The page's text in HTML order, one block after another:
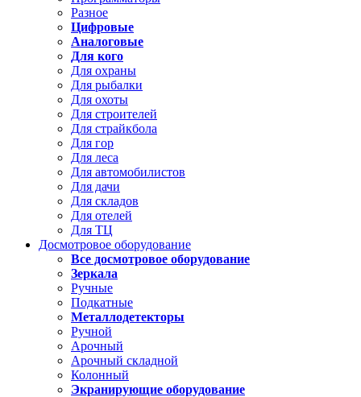
Разное
Цифровые
Аналоговые
Для кого
Для охраны
Для рыбалки
Для охоты
Для строителей
Для страйкбола
Для гор
Для леса
Для автомобилистов
Для дачи
Для складов
Для отелей
Для ТЦ
Досмотровое оборудование
Все досмотровое оборудование
Зеркала
Ручные
Подкатные
Металлодетекторы
Ручной
Арочный
Арочный складной
Колонный
Экранирующие оборудование